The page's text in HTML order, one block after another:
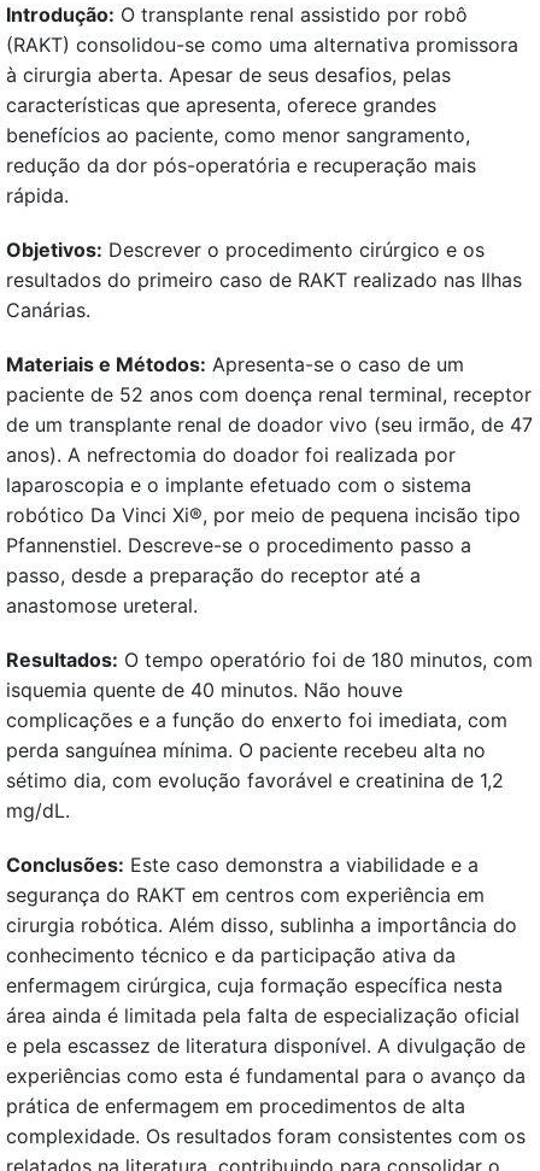
Introdução: O transplante renal assistido por robô
(RAKT) consolidou-se como uma alternativa promissora
à cirurgia aberta. Apesar de seus desafios, pelas
características que apresenta, oferece grandes
benefícios ao paciente, como menor sangramento,
redução da dor pós-operatória e recuperação mais
rápida.
Objetivos: Descrever o procedimento cirúrgico e os
resultados do primeiro caso de RAKT realizado nas Ilhas
Canárias.
Materiais e Métodos: Apresenta-se o caso de um
paciente de 52 anos com doença renal terminal, receptor
de um transplante renal de doador vivo (seu irmão, de 47
anos). A nefrectomia do doador foi realizada por
laparoscopia e o implante efetuado com o sistema
robótico Da Vinci Xi®, por meio de pequena incisão tipo
Pfannenstiel. Descreve-se o procedimento passo a
passo, desde a preparação do receptor até a
anastomose ureteral.
Resultados: O tempo operatório foi de 180 minutos, com
isquemia quente de 40 minutos. Não houve
complicações e a função do enxerto foi imediata, com
perda sanguínea mínima. O paciente recebeu alta no
sétimo dia, com evolução favorável e creatinina de 1,2
mg/dL.
Conclusões: Este caso demonstra a viabilidade e a
segurança do RAKT em centros com experiência em
cirurgia robótica. Além disso, sublinha a importância do
conhecimento técnico e da participação ativa da
enfermagem cirúrgica, cuja formação específica nesta
área ainda é limitada pela falta de especialização oficial
e pela escassez de literatura disponível. A divulgação de
experiências como esta é fundamental para o avanço da
prática de enfermagem em procedimentos de alta
complexidade. Os resultados foram consistentes com os